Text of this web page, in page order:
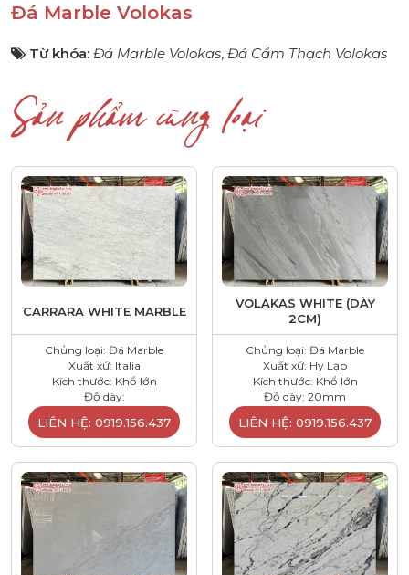
Đá Marble Volokas
Từ khóa: Đá Marble Volokas, Đá Cẩm Thạch Volokas
Sản phẩm cùng loại
CARRARA WHITE MARBLE
Chủng loại: Đá Marble
Xuất xứ: Italia
Kích thước: Khổ lớn
Độ dày:
LIÊN HỆ: 0919.156.437
VOLAKAS WHITE (DÀY
2CM)
Chủng loại: Đá Marble
Xuất xứ: Hy Lạp
Kích thước: Khổ lớn
Độ dày: 20mm
LIÊN HỆ: 0919.156.437